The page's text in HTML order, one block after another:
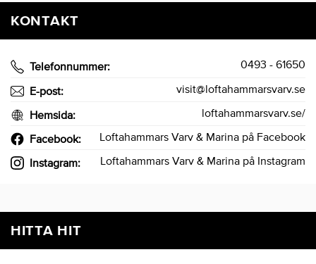
KONTAKT
Telefonnummer: 0493 - 61650
E-post: visit@loftahammarsvarv.se
Hemsida: loftahammarsvarv.se/
Facebook: Loftahammars Varv & Marina på Facebook
Instagram: Loftahammars Varv & Marina på Instagram
HITTA HIT